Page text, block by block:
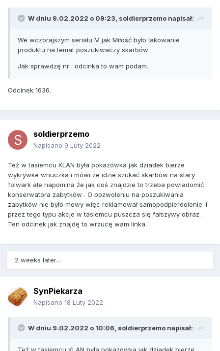
W dniu 9.02.2022 o 09:23, soldierprzemo napisał:
We wczorajszym serialu M jak Miłość było lakowanie
produktu na temat poszukiwaczy skarbów .
Jak sprawdzę nr . odcinka to wam podam.
Odcinek 1636.
soldierprzemo
Napisano 9 Luty 2022
Też w tasiemcu KLAN była pokazówka jak dziadek bierze
wykrywke wnuczka i mówi że idzie szukać skarbów na stary
folwark ale napomina że jak coś znajdzie to trzeba powiadomić
konserwatora zabytków . O pozwoleniu na poszukiwania
zabytków nie było mowy więc reklamował samopodpierdolenie. I
przez tego typu akcje w tasiemcu puszcza się fałszywy obraz.
Ten odcinek jak znajdę to wrzucę wam linka.
2 weeks later...
SynPiekarza
Napisano 18 Luty 2022
W dniu 9.02.2022 o 10:06, soldierprzemo napisał: